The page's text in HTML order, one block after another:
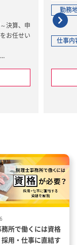
決算、申
お任せい
整、確定
続、月額
勤務
仕事内
所で働くには資格
用・仕事に直結す